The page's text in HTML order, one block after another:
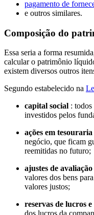
pagamento de
e outros similares.
Composição do
Essa seria a forma
calcular o patrimônio
existem diversos outros
Segundo estabelecido na
capital social : todos
investidos pelos
ações em tesouraria
negócio, que ficam
reemitidas no futuro;
ajustes de
valores dos bens
valores justos;
reservas de lucros